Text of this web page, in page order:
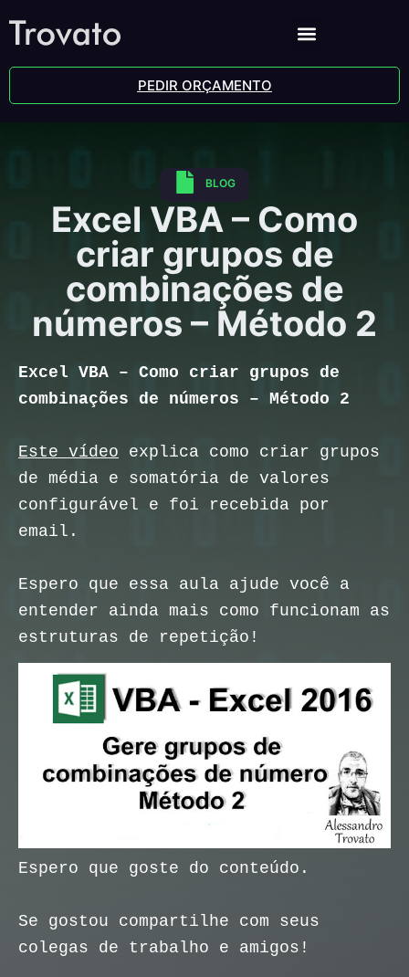
PEDIR ORÇAMENTO
BLOG
Excel VBA – Como
criar grupos de
combinações de
números – Método 2
Excel VBA – Como criar grupos de
combinações de números – Método 2
Este vídeo explica como criar grupos
de média e somatória de valores
configurável e foi recebida por
email.
Espero que essa aula ajude você a
entender ainda mais como funcionam as
estruturas de repetição!
Espero que goste do conteúdo.
Se gostou compartilhe com seus
colegas de trabalho e amigos!